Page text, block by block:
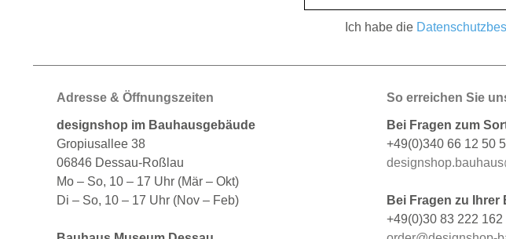
Ich habe die
Adresse & Öffnungszeiten
designshop im Bauhausgebäude
Gropiusallee 38
06846 Dessau-Roßlau
Mo – So, 10 – 17 Uhr (Mär – Okt)
Di – So, 10 – 17 Uhr (Nov – Feb)
So erreichen Sie
Bei Fragen zum
+49(0)340 66 12 50
Bei Fragen zu Ihrer
+49(0)30 83 222 162